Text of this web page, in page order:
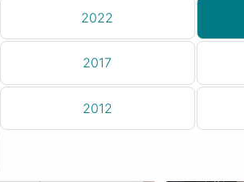
2022
2017
2012